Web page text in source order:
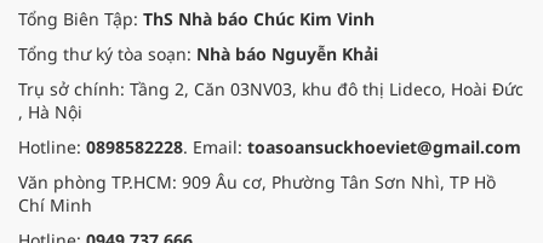
Tổng Biên Tập: ThS Nhà báo Chúc Kim Vinh
Tổng thư ký tòa soạn: Nhà báo Nguyễn Khải
Trụ sở chính: Tầng 2, Căn 03NV03, khu đô thị Lideco, Hoài Đức
, Hà Nội
Hotline: 0898582228. Email: toasoansuckhoeviet@gmail.com
Văn phòng TP.HCM: 909 Âu cơ, Phường Tân Sơn Nhì, TP Hồ
Chí Minh